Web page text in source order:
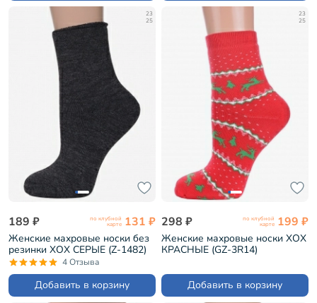
23
25
189 ₽ по клубной
карте 131 ₽
Женские махровые носки без
резинки ХОХ СЕРЫЕ (Z-1482)
4 Отзыва
Добавить в корзину
23
25
298 ₽ по клубной
карте 199 ₽
Женские махровые носки ХОХ
КРАСНЫЕ (GZ-3R14)
Добавить в корзину